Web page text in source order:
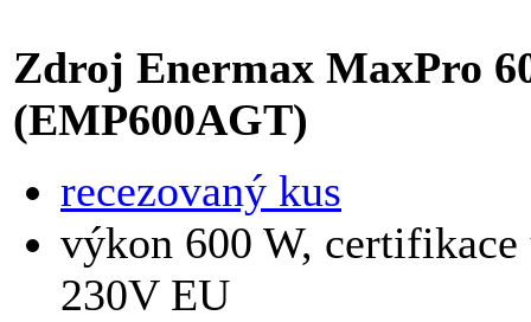
Zdroj Enermax MaxPro
(EMP600AGT)
recezovaný kus
výkon 600 W,
230V EU